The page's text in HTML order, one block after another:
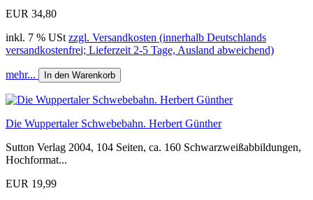
EUR 34,80
inkl. 7 % USt zzgl. Versandkosten (innerhalb Deutschlands
versandkostenfrei; Lieferzeit 2-5 Tage, Ausland abweichend)
mehr... In den Warenkorb
Die Wuppertaler Schwebebahn. Herbert Günther
Sutton Verlag 2004, 104 Seiten, ca. 160 Schwarzweißabbildungen,
Hochformat...
EUR 19,99